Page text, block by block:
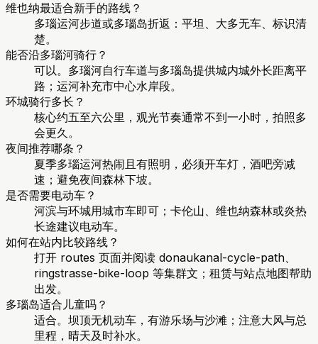
维也纳最适合新手的路线？
多瑙运河步道或多瑙岛折返：平坦、大多无车、标识清
楚。
能否沿多瑙河骑行？
可以。多瑙河自行车道与多瑙岛提供城内城外长距离平
路；运河补充市中心水岸段。
环城骑行多长？
核心约五至六公里，观光节奏通常不到一小时，拍照多
会更久。
夜间推荐哪条？
夏季多瑙运河热闹且有照明，必须开车灯，酒吧旁减
速；避免夜间森林下坡。
是否需要电动车？
河滨与环城用城市车即可；卡伦山、维也纳森林或炎热
长途建议电动车。
如何在站内比较路线？
打开 routes 页面并阅读 donaukanal-cycle-path、
ringstrasse-bike-loop 等集群文；租赁与站点地图帮助
出发。
多瑙岛适合儿童吗？
适合。坝顶无机动车，有游乐场与沙滩；注意大风与总
里程，晴天及时补水。